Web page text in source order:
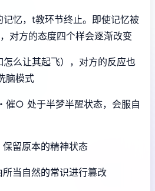
忆，t教环节终止。即使记忆被
对方的态度四个样会逐渐改变
么让其起飞），对方的反应也
脑模式
催○ 处于半梦半醒状态，会服自
留原本的精神状态
当自然的常识进行篡改